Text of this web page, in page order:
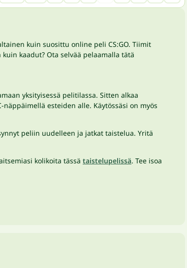
kuin suosittu online peli CS:GO. Tiimit
kaadut? Ota selvää pelaamalla tätä
yksityisessä pelitilassa. Sitten alkaa
esteiden alle. Käytössäsi on myös
peliin uudelleen ja jatkat taistelua. Yritä
kolikoita tässä taistelupelissä. Tee isoa